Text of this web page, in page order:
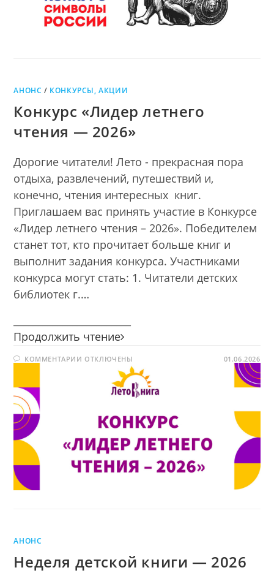
АНОНС / КОНКУРСЫ, АКЦИИ
Конкурс «Лидер летнего
чтения — 2026»
Дорогие читатели! Лето - прекрасная пора
отдыха, развлечений, путешествий и,
конечно, чтения интересных книг.
Приглашаем вас принять участие в Конкурсе
«Лидер летнего чтения – 2026». Победителем
станет тот, кто прочитает больше книг и
выполнит задания конкурса. Участниками
конкурса могут стать: 1. Читатели детских
библиотек г.…
Продолжить чтение Конкурс
летнего
чтения
—
2026»
КОММЕНТАРИИ К
КОНКУРС
«ЛИДЕР
ЛЕТНЕГО
ЧТЕНИЯ
2026»
ОТКЛЮЧЕНЫ 01.06.2026
АНОНС
Неделя детской книги — 2026